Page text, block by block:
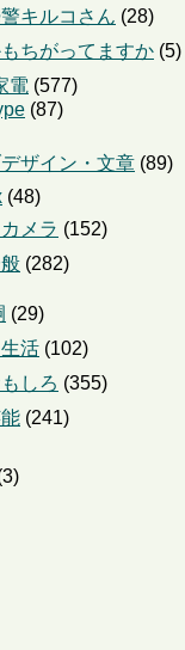
キルコさん (28)
ちがってますか (5)
電 (577)
(87)
ザイン・文章 (89)
(48)
メラ (152)
(282)
(29)
活 (102)
しろ (355)
(241)